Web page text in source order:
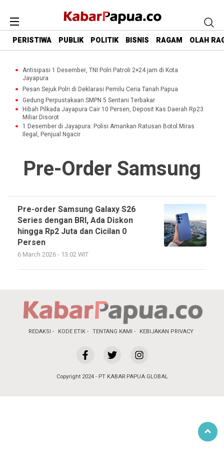
PERISTIWA PUBLIK POLITIK BISNIS RAGAM OLAH
Antisipasi 1 Desember, TNI Polri Patroli 2×24 jam di Kota
Jayapura
Pesan Sejuk Polri di Deklarasi Pemilu Ceria Tanah Papua
Gedung Perpustakaan SMPN 5 Sentani Terbakar
Hibah Pilkada Jayapura Cair 10 Persen, Deposit Kas Daerah Rp23
Miliar Disorot
1 Desember di Jayapura: Polisi Amankan Ratusan Botol Miras
Ilegal, Penjual Ngacir
Pre-Order Samsung
Pre-order Samsung Galaxy S26
Series dengan BRI, Ada Diskon
hingga Rp2 Juta dan Cicilan 0
Persen
6 March 2026 - 13:02 WIT
REDAKSI KODE ETIK TENTANG KAMI KEBIJAKAN PRIVACY
Copyright 2024 - PT KABAR PAPUA GLOBAL